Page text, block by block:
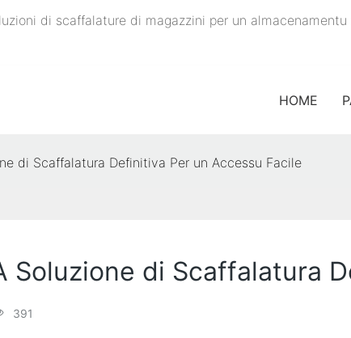
di scaffalature di magazzini per un
HOME
di Scaffalatura Definitiva Per un Accessu Facile
Soluzione di Scaffalatura
391